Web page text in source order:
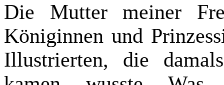
Die Mutter meiner
Königinnen und
Illustrierten, die